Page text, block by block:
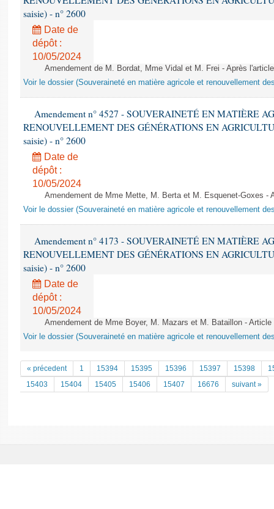
saisie) - n° 2600
Date de
dépôt :
10/05/2024
Amendement de M. Bordat, Mme Vidal et M. Frei - Après
Voir le dossier (Souveraineté en matière agricole et renouvellement
Amendement n° 4527 - SOUVERAINETÉ EN MATIÈRE
RENOUVELLEMENT DES GÉNÉRATIONS EN
saisie) - n° 2600
Date de
dépôt :
10/05/2024
Amendement de Mme Mette, M. Berta et M. Esquenet-Goxes -
Voir le dossier (Souveraineté en matière agricole et renouvellement
Amendement n° 4173 - SOUVERAINETÉ EN MATIÈRE
RENOUVELLEMENT DES GÉNÉRATIONS EN
saisie) - n° 2600
Date de
dépôt :
10/05/2024
Amendement de Mme Boyer, M. Mazars et M. Bataillon -
Voir le dossier (Souveraineté en matière agricole et renouvellement
« précedent 1 15394 15395 15396 15397 15398
15403
15404 15405 15406 15407 16676 suivant »